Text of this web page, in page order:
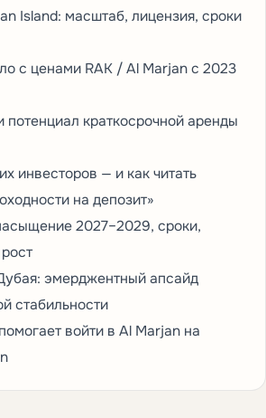
Island: масштаб, лицензия, сроки
с ценами RAK / Al Marjan с 2023
потенциал краткосрочной аренды
инвесторов — и как читать
на депозит»
2027–2029, сроки,
эмерджентный апсайд
стабильности
войти в Al Marjan на